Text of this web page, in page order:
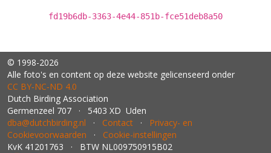
fd19b6db-3363-4e44-851b-fce51deb8a50
© 1998-2026
Alle foto's en content op deze website gelicenseerd onder
CC BY‑NC‑ND 4.0
Dutch Birding Association
Germenzeel 707 · 5403 XD Uden
dba@dutchbirding.nl · Contact · Privacy- en
Cookievoorwaarden · Cookie-instellingen
KvK 41201763 · BTW NL009750915B02